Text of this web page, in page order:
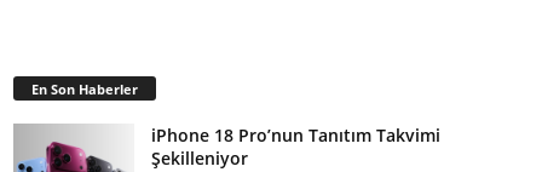
En Son Haberler
iPhone 18 Pro’nun Tanıtım Takvimi
Şekilleniyor